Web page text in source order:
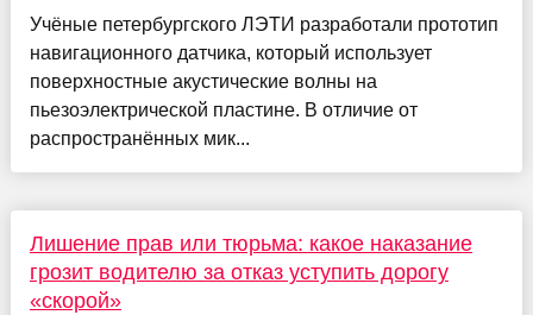
Учёные петербургского ЛЭТИ разработали прототип
навигационного датчика, который использует
поверхностные акустические волны на
пьезоэлектрической пластине. В отличие от
распространённых мик...
Лишение прав или тюрьма: какое наказание
грозит водителю за отказ уступить дорогу
«скорой»